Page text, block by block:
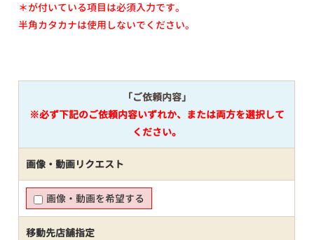
＊が付いている項目は必須入力です。
半角カタカナは使用しないでください。
「ご依頼内容」
※必ず下記のご依頼内容いずれか、または両方を選択して
ください。
画像・動画リクエスト
画像・動画を希望する
移動先店舗指定